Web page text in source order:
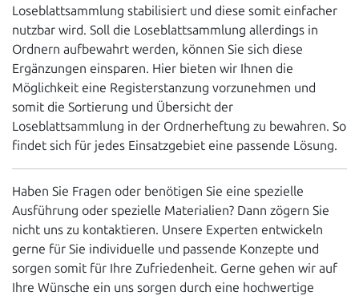
Loseblattsammlung stabilisiert und diese somit einfacher
nutzbar wird. Soll die Loseblattsammlung allerdings in
Ordnern aufbewahrt werden, können Sie sich diese
Ergänzungen einsparen. Hier bieten wir Ihnen die
Möglichkeit eine Registerstanzung vorzunehmen und
somit die Sortierung und Übersicht der
Loseblattsammlung in der Ordnerheftung zu bewahren. So
findet sich für jedes Einsatzgebiet eine passende Lösung.
Haben Sie Fragen oder benötigen Sie eine spezielle
Ausführung oder spezielle Materialien? Dann zögern Sie
nicht uns zu kontaktieren. Unsere Experten entwickeln
gerne für Sie individuelle und passende Konzepte und
sorgen somit für Ihre Zufriedenheit. Gerne gehen wir auf
Ihre Wünsche ein uns sorgen durch eine hochwertige